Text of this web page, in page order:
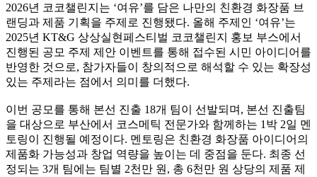
2026년 코코챌린지는 ‘여유’를 담은 나만의 친환경 화장품 브
랜딩과 제품 기획을 주제로 진행됐다. 올해 주제인 ‘여유’는
2025년 KT&G 상상실현페스티벌 코코챌린지 홍보 부스에서
진행된 공모 주제 제안 이벤트를 통해 접수된 시민 아이디어를
반영한 것으로, 참가자들이 창의적으로 해석할 수 있는 확장성
있는 주제라는 점에서 의미를 더했다.
이번 공모를 통해 본선 진출 18개 팀이 선발되며, 본선 진출팀
을 대상으로 부산에서 코스메틱 전문가와 함께하는 1박 2일 멘
토링이 진행될 예정이다. 멘토링은 친환경 화장품 아이디어의
제품화 가능성과 창업 역량을 높이는 데 중점을 둔다. 최종 선
정되는 3개 팀에는 팀별 2천만 원, 총 6천만 원 상당의 제품 제